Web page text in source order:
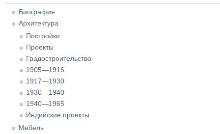
Биография
Архитектура
Постройки
Проекты
Градостроительство
1905—1916
1917—1930
1930—1940
1940—1965
Индийские проекты
Мебель